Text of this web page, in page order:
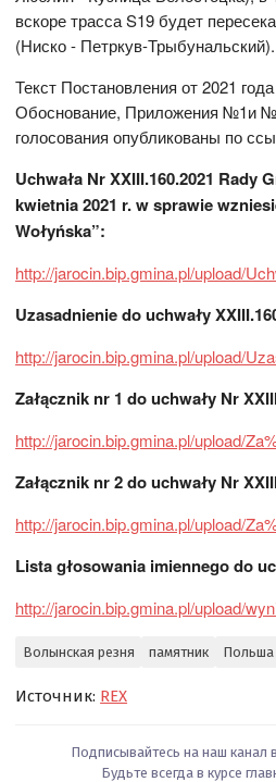
вскоре трасса S19 будет
(Ниско - Петркув-Трыбунальский).
Текст Постановления от 2021
Обоснование, Приложения №1и
голосования опубликованы по
Uchwała NrXXIII.160.2021 Rady
kwietnia2021 r.wsprawie
Wołyńska”:
http://jarocin.bip.gmina.pl/upload/
Uzasadnienie do uchwały
http://jarocin.bip.gmina.pl/upload/
Załącznik nr 1 do uchwały Nr
http://jarocin.bip.gmina.pl/upload/
Załącznik nr 2 do uchwały Nr
http://jarocin.bip.gmina.pl/upload/
Lista głosowania imiennego do
http://jarocin.bip.gmina.pl/upload/
Волынская резня памятник Польша
Источник: REX
Подписывайтесь на наш канал в
Будьте всегда в курсе